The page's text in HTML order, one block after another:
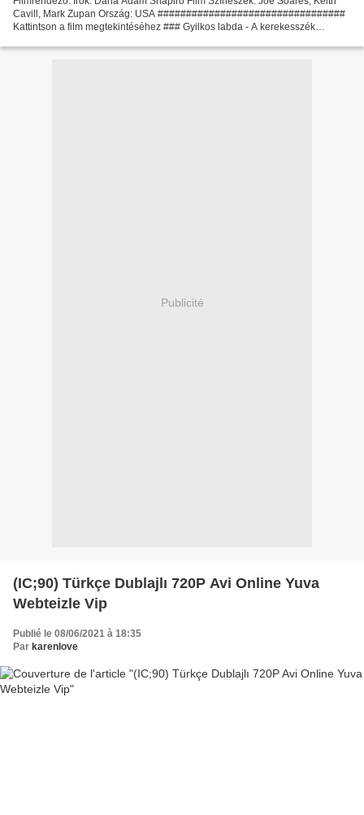
Cavill, Mark Zupan Ország: USA #################################
Kattintson a film megtekintéséhez ### Gyilkos labda - A kerekesszék
Publicité
(IC;90) Türkçe Dublajlı 720P Avi Online Yuva
Webteizle Vip
Publié le 08/06/2021 à 18:35
Par karenlove